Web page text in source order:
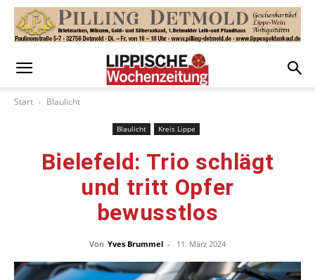
Start Blaulicht
Blaulicht Kreis Lippe
Bielefeld: Trio schlägt
und tritt Opfer
bewusstlos
Von Yves Brummel - 11. März 2024